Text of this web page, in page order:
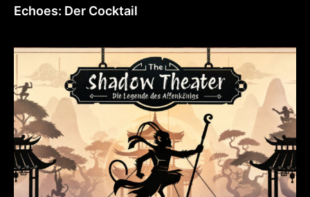
Echoes: Der Cocktail